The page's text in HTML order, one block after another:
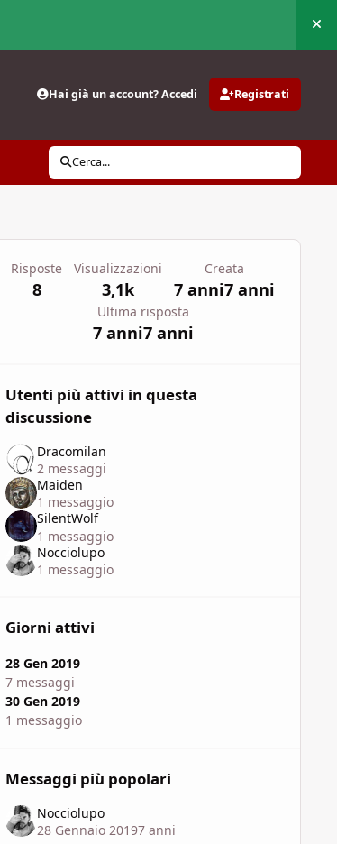
Hai già un account? Accedi Registrati
Cerca...
Autore
Risposte
8
Visualizzazioni
3,1k
Creata
7 anni7 anni
Ultima risposta
7 anni7 anni
Utenti più attivi in questa
discussione
Dracomilan
2 messaggi
Maiden
1 messaggio
SilentWolf
1 messaggio
Nocciolupo
1 messaggio
Giorni attivi
28 Gen 2019
7 messaggi
30 Gen 2019
1 messaggio
Messaggi più popolari
Nocciolupo
28 Gennaio 20197 anni